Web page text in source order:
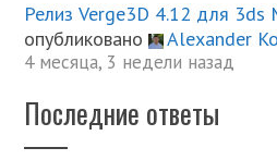
Релиз Verge3D 4.12 для 3ds
опубликовано
Alexander
4 месяца, 3 недели назад
Последние ответы